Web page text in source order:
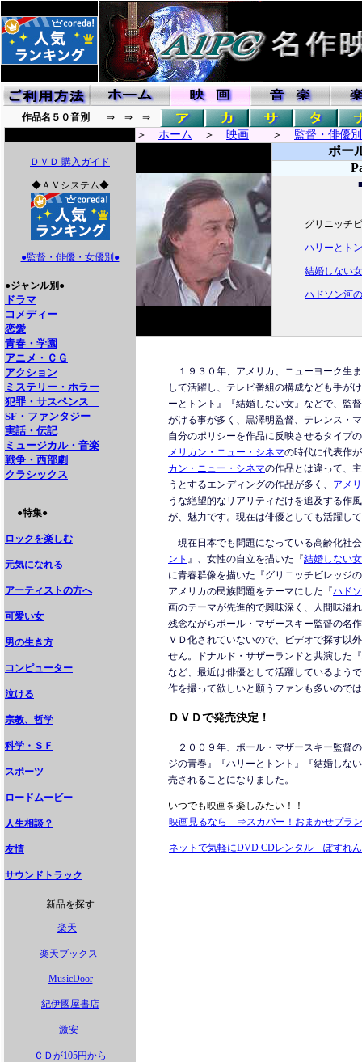
作品名５０音別 ⇒ ⇒ ⇒
＞ ホーム ＞ 映画 ＞ 監督・俳優別
ＤＶＤ 購入ガイド
◆ＡＶシステム◆
●監督・俳優・女優別●
●ジャンル別●
ドラマ
コメディー
恋愛
青春・学園
アニメ・ＣＧ
アクション
ミステリー・ホラー
犯罪・サスペンス
SF・ファンタジー
実話・伝記
ミュージカル・音楽
戦争・西部劇
クラシックス
●特集●
ロックを楽しむ
元気になれる
アーティストの方へ
可愛い女
男の生き方
コンピューター
泣ける
宗教、哲学
科学・ＳＦ
スポーツ
ロードムービー
人生相談？
友情
サウンドトラック
新品を探す
楽天
楽天ブックス
MusicDoor
紀伊國屋書店
激安
ＣＤが105円から
ポー
グリニッチ
ハリーとト
結婚しない女
ハドソン河
１９３０年、アメリカ、ニューヨーク生
して活躍し、テレビ番組の構成なども手が
ーとトント』『結婚しない女』などで、監
がける事が多く、黒澤明監督、テレンス・
自分のポリシーを作品に反映させるタイプ
メリカン・ニュー・シネマの時代に代表作
カン・ニュー・シネマの作品とは違って、
うとするエンディングの作品が多く、 アメ
うな絶望的なリアリティだけを追及する作
が、魅力です。現在は俳優としても活躍し
現在日本でも問題になっている高齢化社
ント 』、女性の自立を描いた『結婚しない女
に青春群像を描いた『グリニッチビレッジ
アメリカの民族問題をテーマにした『ハド
画のテーマが先進的で興味深く、人間味溢
残念ながらポール・マザースキー監督の名
ＶＤ化されていないので、ビデオで探す以
せん。ドナルド・サザーランドと共演した
など、最近は俳優として活躍しているよう
作を撮って欲しいと願うファンも多いので
ＤＶＤで発売決定！
２００９年、ポール・マザースキー監督
ジの青春』『ハリーとトント』『結婚しな
売されることになりました。
いつでも映画を楽しみたい！！
映画見るなら ⇒スカパー！おまかせプラン
ネットで気軽にDVD CDレンタル ぽすれん